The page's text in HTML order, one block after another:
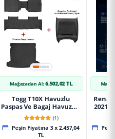
Mağazadan Al: 6.502,02 TL
Togg T10X Havuzlu
Paspas Ve Bagaj Havuzu +
Siyah Organizer
(1)
Peşin Fiyatına 3 x 2.457,04
TL
2021